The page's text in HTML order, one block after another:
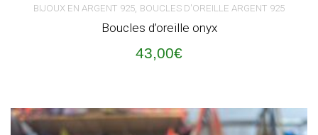
BIJOUX EN ARGENT 925, BOUCLES D'OREILLE ARGENT 925
Boucles d’oreille onyx
43,00€